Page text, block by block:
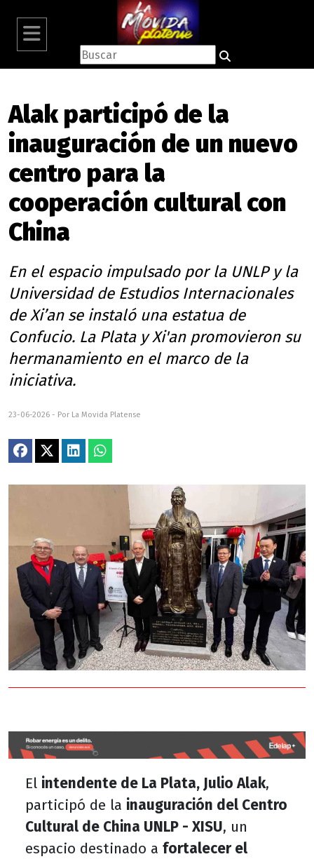
Alak participó de la
inauguración de un nuevo
centro para la
cooperación cultural con
China
En el espacio impulsado por la UNLP y la
Universidad de Estudios Internacionales
de Xi’an se instaló una estatua de
Confucio. La Plata y Xi'an promovieron su
hermanamiento en el marco de la
iniciativa.
23-06-2026 - Por La Movida Platense
El intendente de La Plata, Julio Alak,
participó de la inauguración del Centro
Cultural de China UNLP - XISU, un
espacio destinado a fortalecer el